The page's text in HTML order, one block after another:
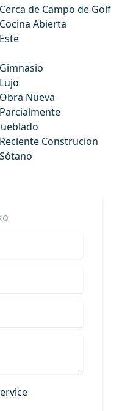
Cerca de Campo de Golf
Cocina Abierta
Este
Gimnasio
Lujo
Obra Nueva
Parcialmente
Reciente Construcion
Sótano